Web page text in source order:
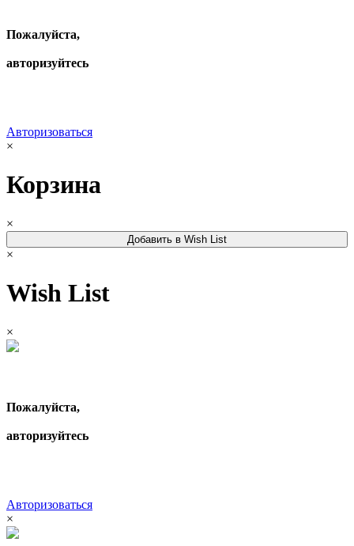
Пожалуйста,
авторизуйтесь
Авторизоваться
×
Корзина
×
Добавить в Wish List
×
Wish List
×
Пожалуйста,
авторизуйтесь
Авторизоваться
×